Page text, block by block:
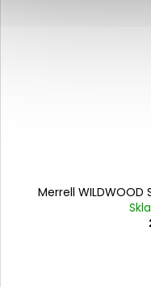
Merrell WILDWOOD